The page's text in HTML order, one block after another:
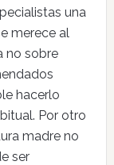
una
merece al
no sobre
hacerlo
Por otro
madre no
ser